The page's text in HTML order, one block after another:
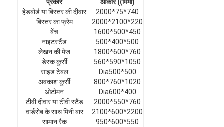
हमारे बारे में
कारखाने का दौरा
गुणवत्ता नियंत्रण
हमसे संपर्क करें
समाचार
हेडबोर्ड या बिस्तर की दीवार
2000*75*740
बिस्तर का फ्रेम
2000*2100*220
बेंच
1600*500*450
नाइटस्टैंड
500*400*500
लेखन की मेज
1800*600*760
डेस्क कुर्सी
560*590*1050
साइड टेबल
Dia500*500
अवकाश कुर्सी
800*760*1020
ओटोमन
Dia600*400
टीवी दीवार या टीवी स्टैंड
2000*550*760
वार्डरोब के साथ मिनी बार
2100*600*2200
सामान रैक
950*600*550